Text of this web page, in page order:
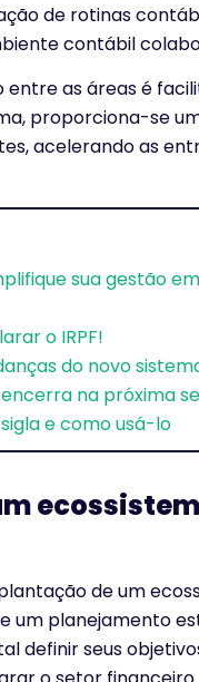
de rotinas
contábil
as áreas é
proporciona-se
acelerando as
sua gestão
o IRPF!
do novo
na próxima
e como usá-lo
de um
um planejamento
definir seus